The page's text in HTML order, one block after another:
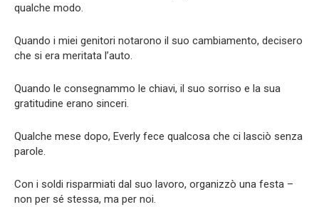
qualche modo.
Quando i miei genitori notarono il suo cambiamento, decisero
che si era meritata l’auto.
Quando le consegnammo le chiavi, il suo sorriso e la sua
gratitudine erano sinceri.
Qualche mese dopo, Everly fece qualcosa che ci lasciò senza
parole.
Con i soldi risparmiati dal suo lavoro, organizzò una festa –
non per sé stessa, ma per noi.